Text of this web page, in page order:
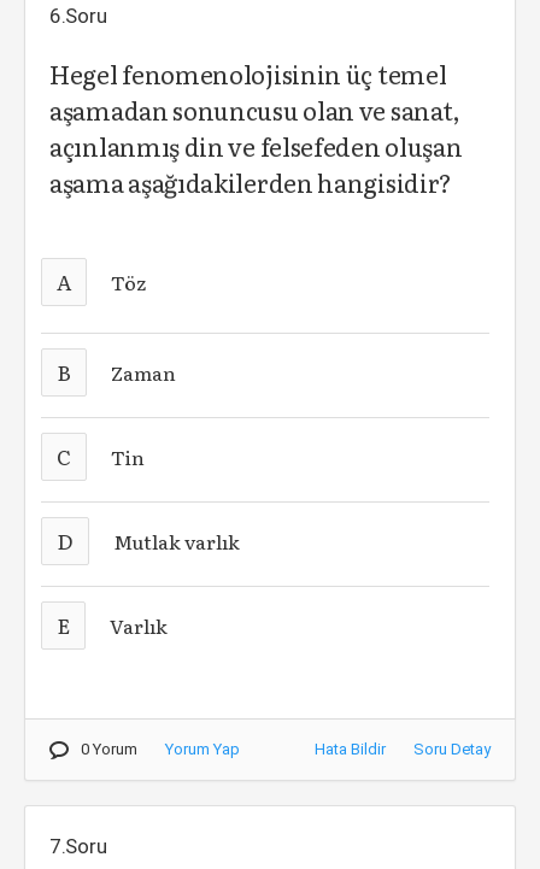
6.Soru
Hegel fenomenolojisinin üç temel
aşamadan sonuncusu olan ve sanat,
açınlanmış din ve felsefeden oluşan
aşama aşağıdakilerden hangisidir?
A Töz
B Zaman
C Tin
D Mutlak varlık
E Varlık
0 Yorum Yorum Yap Hata Bildir Soru Detay
7.Soru